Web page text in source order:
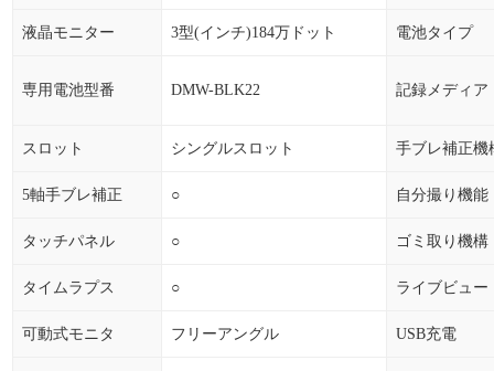
液晶モニター 3型(インチ)184万ドット 電池タイプ
専用電池型番 DMW-BLK22 記録メディア
スロット シングルスロット 手ブレ補正機
5軸手ブレ補正 ○ 自分撮り機能
タッチパネル ○ ゴミ取り機構
タイムラプス ○ ライブビュー
可動式モニタ フリーアングル USB充電